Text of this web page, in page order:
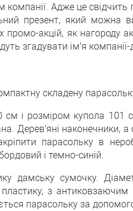
Адже це
презент, який можна
промо-акцій, як нагороду
згадувати ім'я
складену
і розміром купола 101
Дерев'яні наконечники,
парасольку в
і темно-синій.
дамську сумочку.
з
парасольку за